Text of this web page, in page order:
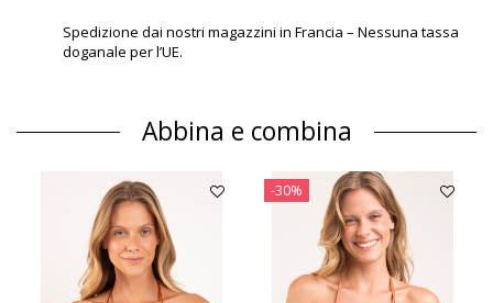
Spedizione dai nostri magazzini in Francia – Nessuna tassa
doganale per l’UE.
Abbina e combina
-30%